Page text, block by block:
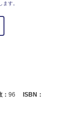
す。
96
ISBN：